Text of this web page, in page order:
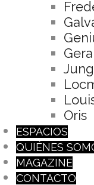
Oris
ESPACIOS
QUIÉNES
MAGAZINE
CONTACTO